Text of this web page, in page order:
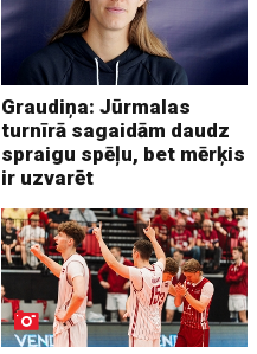
Graudiņa: Jūrmalas
turnīrā sagaidām daudz
spraigu spēļu, bet mērķis
ir uzvarēt